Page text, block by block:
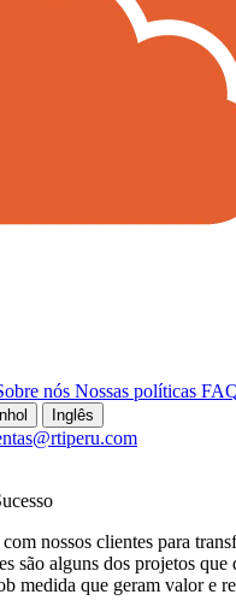
nós Nossas políticas
Inglês
nossos clientes para
são alguns dos projetos que
medida que geram valor e